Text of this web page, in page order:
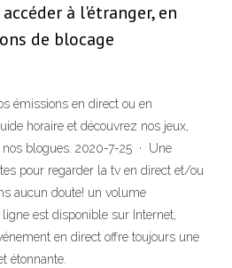
à l'étranger, en
de blocage
émissions en direct ou en
horaire et découvrez nos jeux,
blogues. 2020-7-25 · Une
pour regarder la tv en direct et/ou
aucun doute! un volume
est disponible sur Internet,
en direct offre toujours une
étonnante.